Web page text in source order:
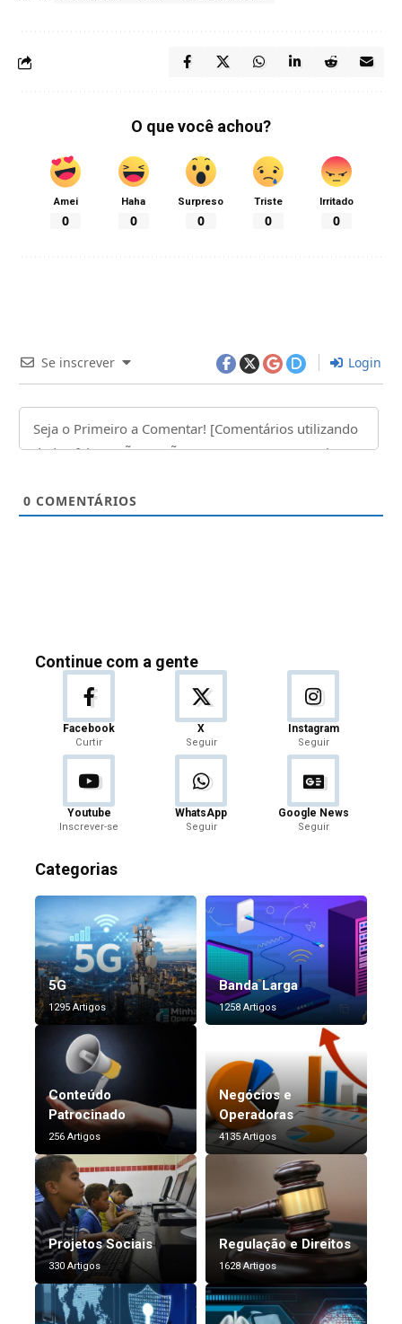
O que você achou?
Amei
0
Haha
0
Surpreso
0
Triste
0
Irritado
0
Se inscrever Login
0 COMENTÁRIOS
Continue com a gente
Facebook
Curtir
X
Seguir
Instagram
Seguir
Youtube
Inscrever-se
WhatsApp
Seguir
Google News
Seguir
Categorias
5G
1295 Artigos
Banda Larga
1258 Artigos
Conteúdo
Patrocinado
256 Artigos
Negócios e
Operadoras
4135 Artigos
Projetos Sociais
330 Artigos
Regulação e Direitos
1628 Artigos